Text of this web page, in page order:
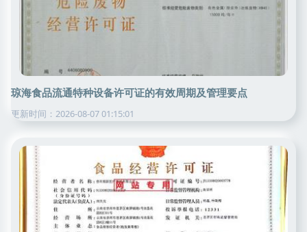
琼海食品流通特种设备许可证的有效周期及管理要点
更新时间：2026-08-07 01:15:01